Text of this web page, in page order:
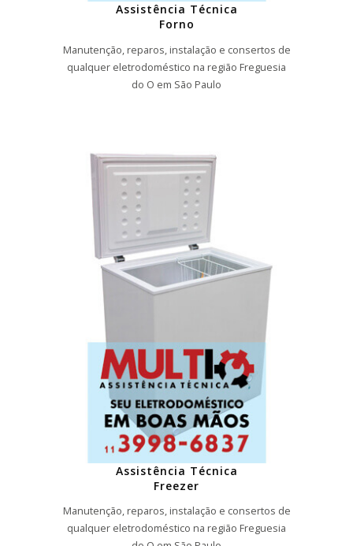
Assistência Técnica
Forno
Manutenção, reparos, instalação e consertos de
qualquer eletrodoméstico na região Freguesia
do O em São Paulo
Assistência Técnica
Freezer
Manutenção, reparos, instalação e consertos de
qualquer eletrodoméstico na região Freguesia